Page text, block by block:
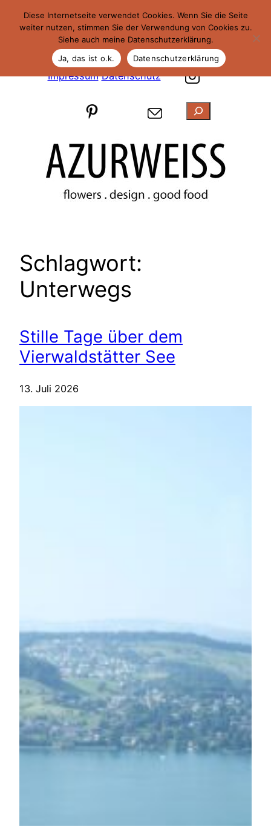
Inhalt
Impressum Datenschutz
Suchen
Schlagwort:
Unterwegs
Stille Tage über dem
Vierwaldstätter See
13. Juli 2026
Diese Internetseite verwendet Cookies. Wenn Sie die Seite
weiter nutzen, stimmen Sie der Verwendung von Cookies zu.
Siehe auch meine Datenschutzerklärung.
Ja, das ist o.k.
Datenschutzerklärung